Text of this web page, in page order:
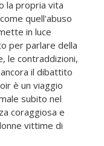
la propria vita
quell'abuso
in luce
per parlare della
le contraddizioni,
il dibattito
è un viaggio
subito nel
coraggiosa e
vittime di